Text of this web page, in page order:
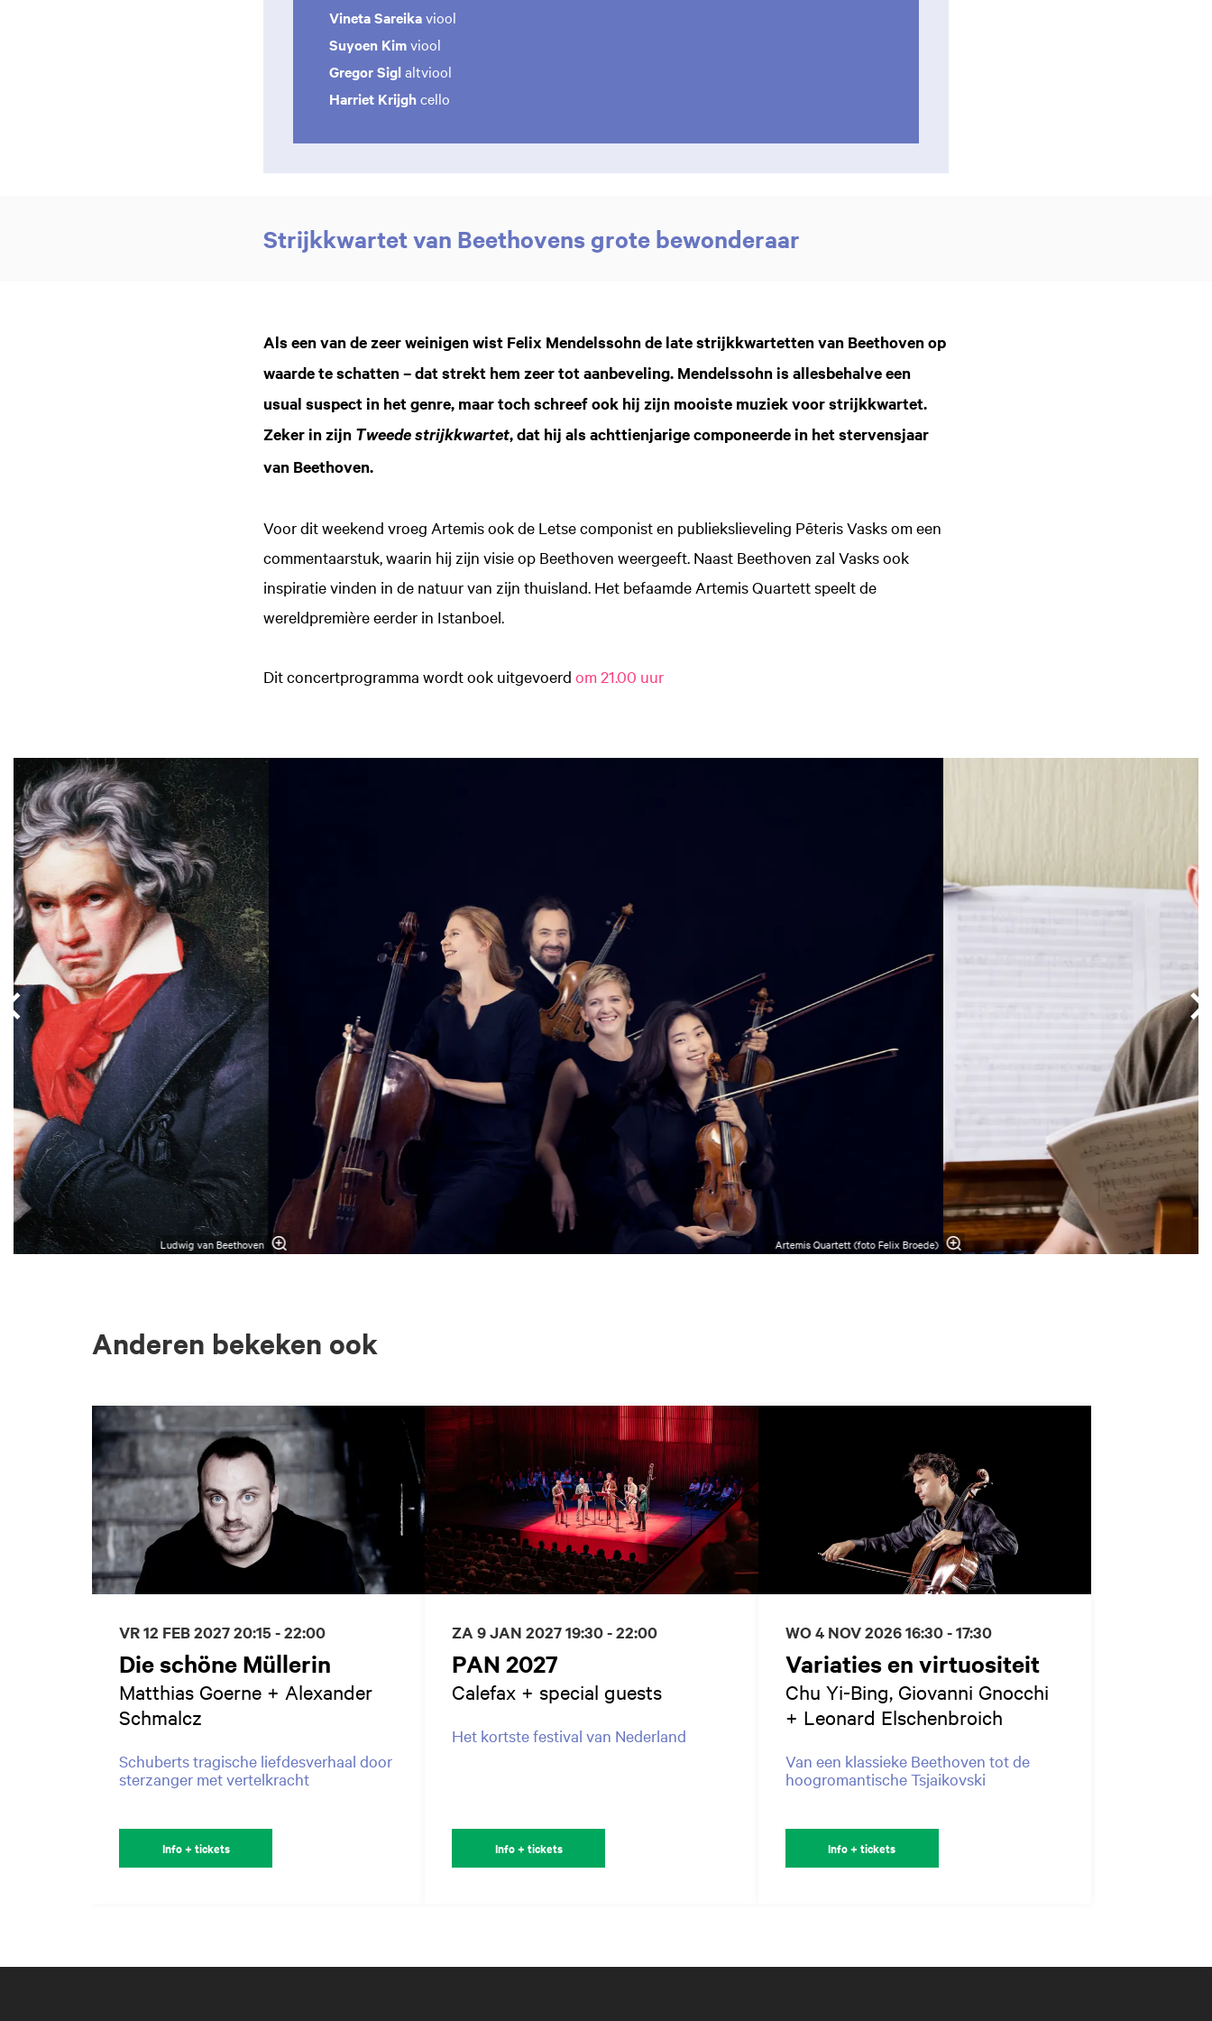
Vineta Sareikaviool
Suyoen Kimviool
Gregor Siglaltviool
Harriet Krijghcello
Strijkkwartet van Beethovens grote bewonderaar
Als een van de zeer weinigen wist Felix Mendelssohn de late strijkkwartetten van Beethoven op
waarde te schatten – dat strekt hem zeer tot aanbeveling. Mendelssohn is allesbehalve een
usual suspect in het genre, maar toch schreef ook hij zijn mooiste muziek voor strijkkwartet.
Zeker in zijn Tweede strijkkwartet, dat hij als achttienjarige componeerde in het stervensjaar
van Beethoven.
Voor dit weekend vroeg Artemis ook de Letse componist en publiekslieveling Pēteris Vasks om een
commentaarstuk, waarin hij zijn visie op Beethoven weergeeft. Naast Beethoven zal Vasks ook
inspiratie vinden in de natuur van zijn thuisland. Het befaamde Artemis Quartett speelt de
wereldpremière eerder in Istanboel.
Dit concertprogramma wordt ook uitgevoerd om 21.00 uur
Overslaan
Ludwig van Beethoven Artemis Quartett (foto Felix Broede)
Inzoomen
Anderen bekeken ook
Die schöne Müllerin
Matthias Goerne + Alexander
Schmalcz
Schuberts tragische liefdesverhaal door
sterzanger met vertelkracht
VR 12 FEB 202720:15 - 22:00
Info + tickets
PAN 2027
Calefax + special guests
Het kortste festival van Nederland
ZA 9 JAN 202719:30 - 22:00
Info + tickets
Variaties en virtuositeit
Chu Yi-Bing, Giovanni Gnocchi
+ Leonard Elschenbroich
Van een klassieke Beethoven tot de
hoogromantische Tsjaikovski
WO 4 NOV 202616:30 - 17:30
Info + tickets